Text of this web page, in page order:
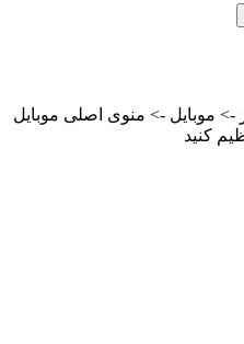
> موبایل -> منوی اصلی موبایل
کنید